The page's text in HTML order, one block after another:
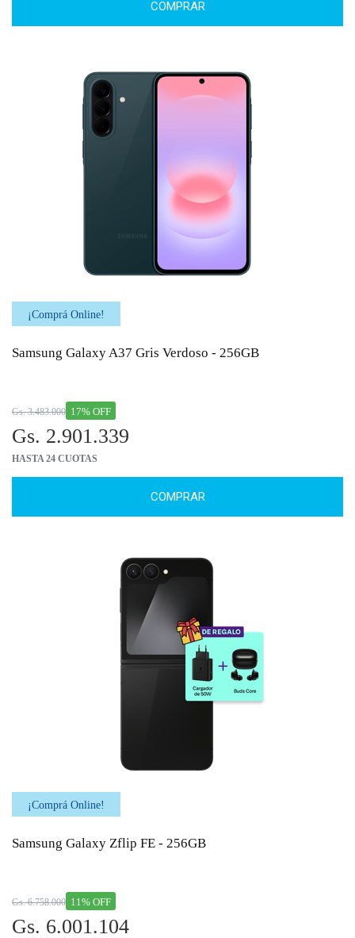
COMPRAR
¡Comprá Online!
Samsung Galaxy A37 Gris Verdoso - 256GB
17% OFF
Gs. 3.483.000
Gs. 2.901.339
HASTA 24 CUOTAS
COMPRAR
¡Comprá Online!
Samsung Galaxy Zflip FE - 256GB
11% OFF
Gs. 6.758.000
Gs. 6.001.104